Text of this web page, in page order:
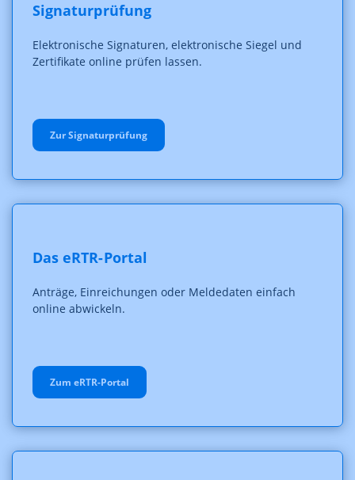
Signaturprüfung
Elektronische Signaturen, elektronische Siegel und
Zertifikate online prüfen lassen.
Zur Signaturprüfung
Das eRTR-Portal
Anträge, Einreichungen oder Meldedaten einfach
online abwickeln.
Zum eRTR-Portal